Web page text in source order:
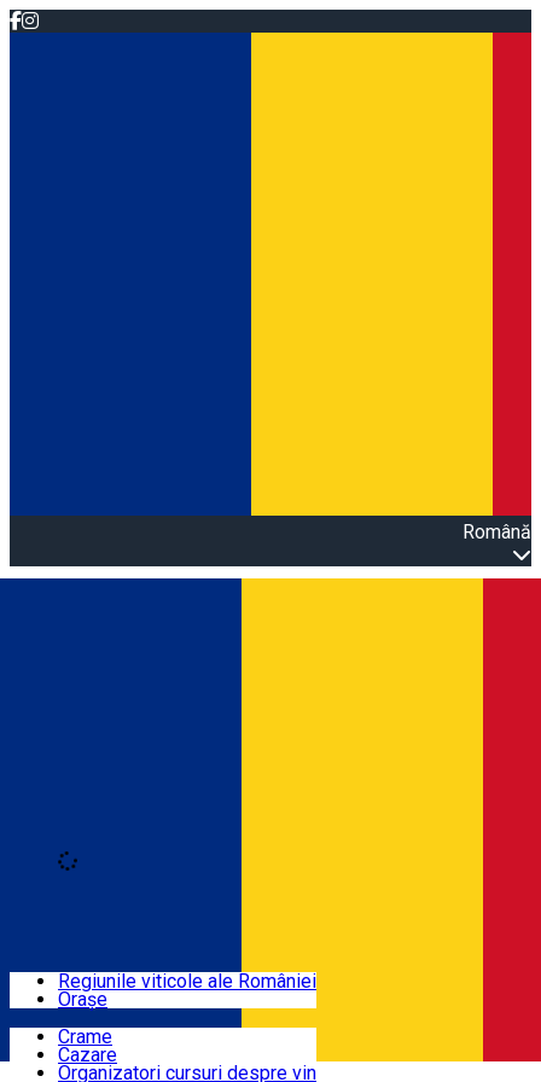
Română
Locuri cu vin
Rute
Regiunile viticole ale României
Orașe
Crame
Cazare
Organizatori cursuri despre vin